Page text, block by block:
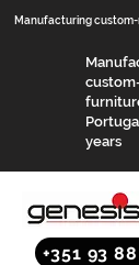
Manufacturing
years
+351 93